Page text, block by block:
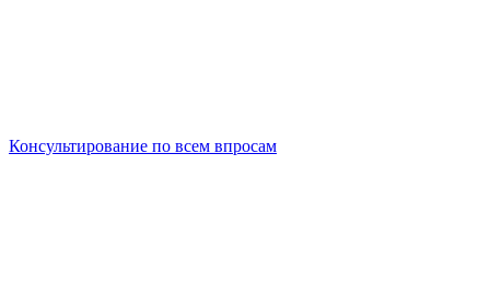
Консультирование по всем впросам